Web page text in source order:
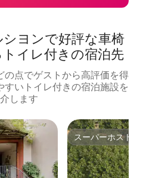
ヨンで好評な車椅
イレ付きの宿泊先
の点でゲストから高評価を得
いトイレ付きの宿泊施設を
します
スーパーホスト
スーパーホスト